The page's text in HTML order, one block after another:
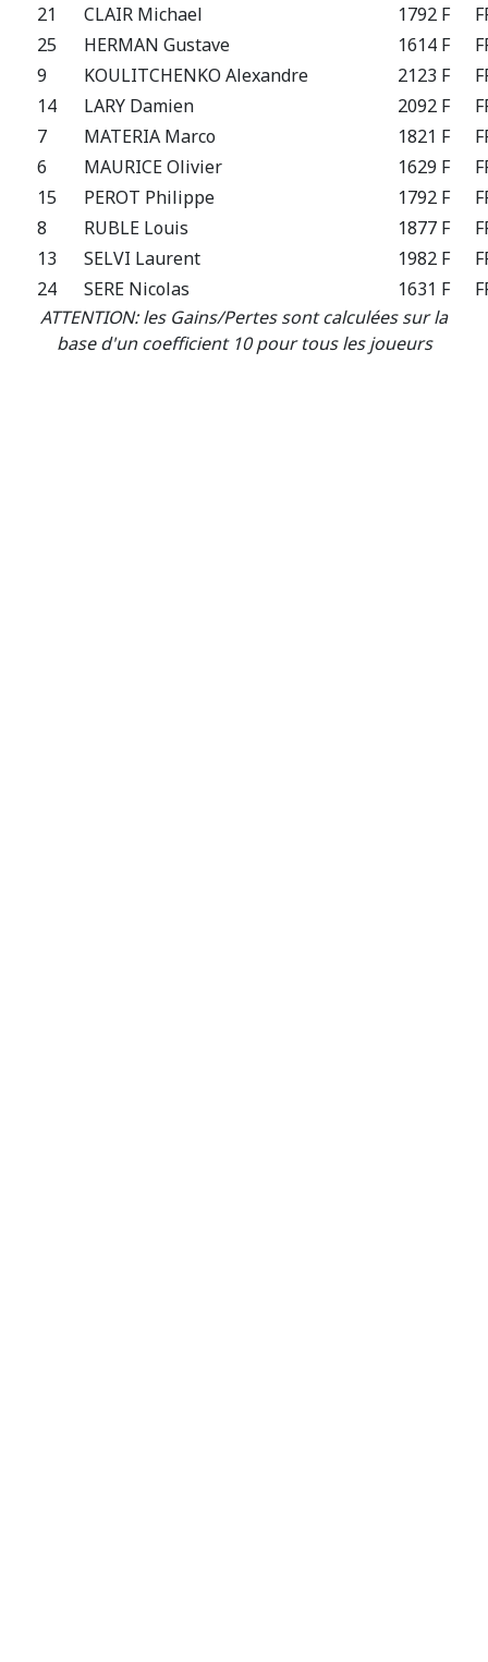
21 CLAIR Michael 1792 F
25
HERMAN Gustave 1614 F
9
KOULITCHENKO Alexandre 2123 F
14
LARY Damien 2092 F
7
MATERIA Marco 1821 F
6
MAURICE Olivier 1629 F
15
PEROT Philippe 1792 F
8
RUBLE Louis 1877 F
13
SELVI Laurent 1982 F
24
SERE Nicolas 1631 F
ATTENTION: les Gains/Pertes sont calculées sur la
base d'un coefficient 10 pour tous les joueurs